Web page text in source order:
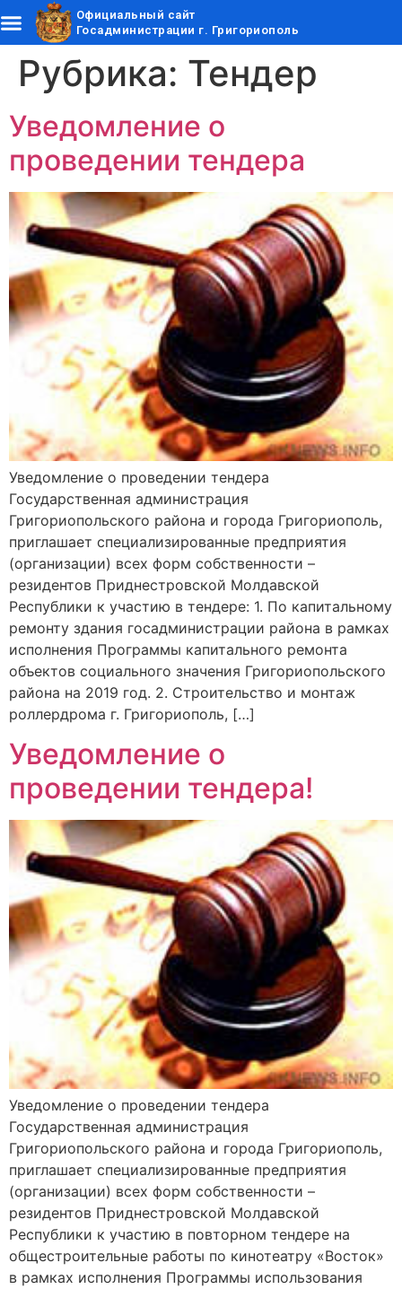
Официальный сайт
Госадминистрации г. Григориополь
Рубрика: Тендер
Уведомление о
проведении тендера
Уведомление о проведении тендера
Государственная администрация
Григориопольского района и города Григориополь,
приглашает специализированные предприятия
(организации) всех форм собственности –
резидентов Приднестровской Молдавской
Республики к участию в тендере: 1. По капитальному
ремонту здания госадминистрации района в рамках
исполнения Программы капитального ремонта
объектов социального значения Григориопольского
района на 2019 год. 2. Строительство и монтаж
роллердрома г. Григориополь, […]
Уведомление о
проведении тендера!
Уведомление о проведении тендера
Государственная администрация
Григориопольского района и города Григориополь,
приглашает специализированные предприятия
(организации) всех форм собственности –
резидентов Приднестровской Молдавской
Республики к участию в повторном тендере на
общестроительные работы по кинотеатру «Восток»
в рамках исполнения Программы использования